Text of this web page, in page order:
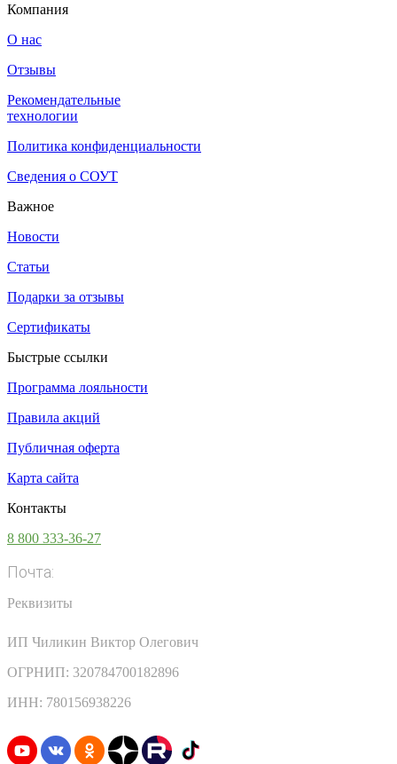
Компания
О нас
Отзывы
Рекомендательные
технологии
Политика конфиденциальности
Сведения о СОУТ
Важное
Новости
Статьи
Подарки за отзывы
Сертификаты
Быстрые ссылки
Программа лояльности
Правила акций
Публичная оферта
Карта сайта
Контакты
8 800 333-36-27
Почта:
Реквизиты
ИП Чиликин Виктор Олегович
ОГРНИП: 320784700182896
ИНН: 780156938226